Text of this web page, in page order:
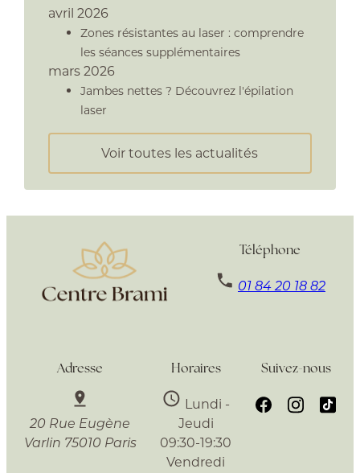
avril 2026
Zones résistantes au laser : comprendre
les séances supplémentaires
mars 2026
Jambes nettes ? Découvrez l'épilation
laser
Voir toutes les actualités
Téléphone
01 84 20 18 82
Adresse
20 Rue Eugène
Varlin 75010 Paris
Horaires
Lundi -
Jeudi
09:30-19:30
Vendredi
Suivez-nous